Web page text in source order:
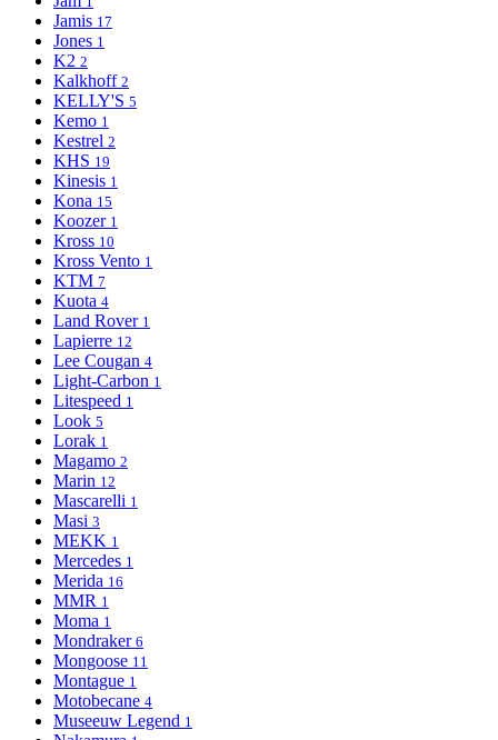
Jamis 17
Jones 1
K2 2
Kalkhoff 2
KELLY'S 5
Kemo 1
Kestrel 2
KHS 19
Kinesis 1
Kona 15
Koozer 1
Kross 10
Kross Vento 1
KTM 7
Kuota 4
Land Rover 1
Lapierre 12
Lee Cougan 4
Light-Сarbon 1
Litespeed 1
Look 5
Lorak 1
Magamo 2
Marin 12
Mascarelli 1
Masi 3
MEKK 1
Mercedes 1
Merida 16
MMR 1
Moma 1
Mondraker 6
Mongoose 11
Montague 1
Motobecane 4
Museeuw Legend 1